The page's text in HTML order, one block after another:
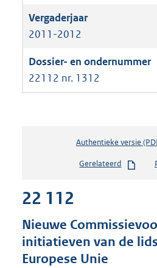
2011-2012
22112 nr. 1312
Authentieke versie
Gerelateerd
22 112
Nieuwe
initiatieven van de
Europese Unie